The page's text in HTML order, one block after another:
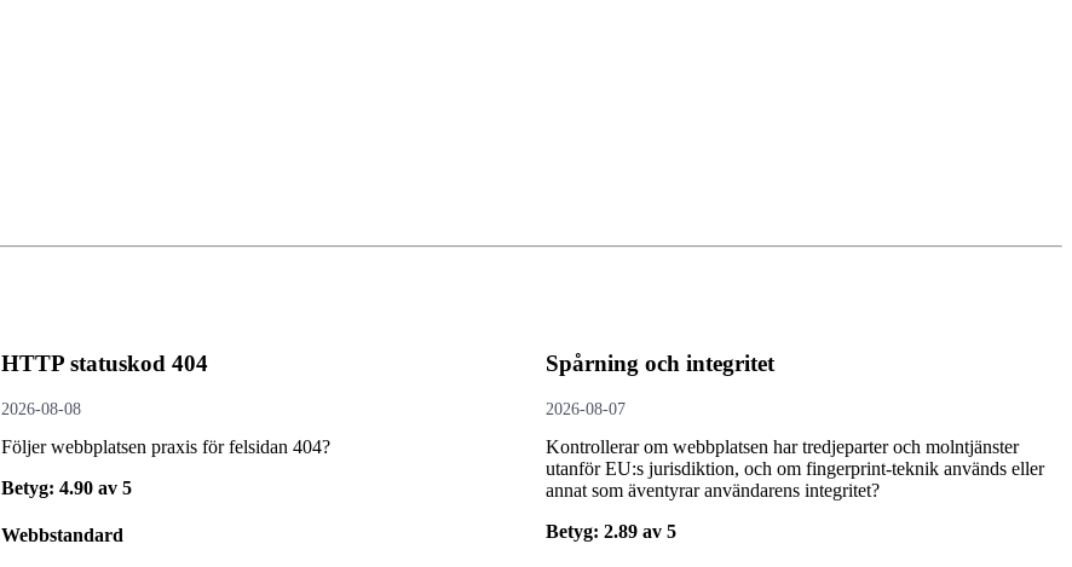
HTTP statuskod 404
2026-08-08
Följer webbplatsen praxis för felsidan 404?
Betyg: 4.90 av 5
Webbstandard
Spårning och integritet
2026-08-07
Kontrollerar om webbplatsen har tredjeparter och molntjänster
utanför EU:s jurisdiktion, och om fingerprint-teknik används eller
annat som äventyrar användarens integritet?
Betyg: 2.89 av 5